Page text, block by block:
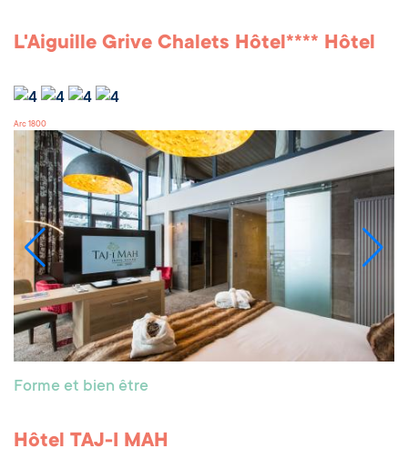
L'Aiguille Grive Chalets Hôtel**** Hôtel
Arc 1800
Forme et bien être
Hôtel TAJ-I MAH